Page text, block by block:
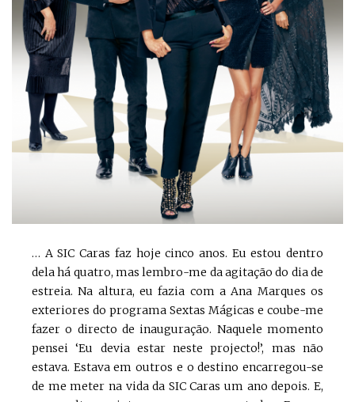
… A SIC Caras faz hoje cinco anos. Eu estou dentro
dela há quatro, mas lembro-me da agitação do dia de
estreia. Na altura, eu fazia com a Ana Marques os
exteriores do programa Sextas Mágicas e coube-me
fazer o directo de inauguração. Naquele momento
pensei ‘Eu devia estar neste projecto!’, mas não
estava. Estava em outros e o destino encarregou-se
de me meter na vida da SIC Caras um ano depois. E,